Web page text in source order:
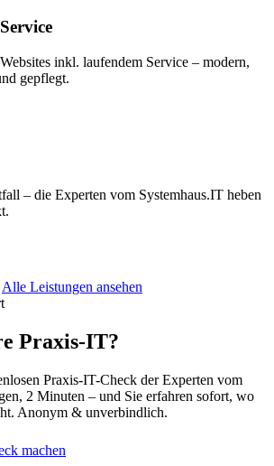
inkl. laufendem Service – modern,
gepflegt.
– die Experten vom Systemhaus.IT heben
Alle Leistungen ansehen
Praxis-IT?
Praxis-IT-Check der Experten vom
2 Minuten – und Sie erfahren sofort, wo
Anonym & unverbindlich.
machen